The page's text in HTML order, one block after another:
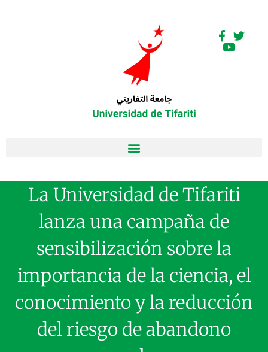
La Universidad de Tifariti
lanza una campaña de
sensibilización sobre la
importancia de la ciencia, el
conocimiento y la reducción
del riesgo de abandono